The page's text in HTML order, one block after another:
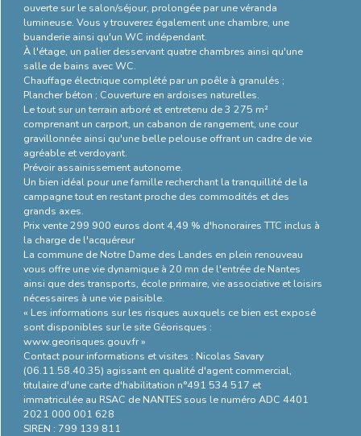
énergétique
ouverte sur le salon/séjour, prolongée par une véranda
lumineuse. Vous y trouverez également une chambre, une
buanderie ainsi qu'un WC indépendant.
À l'étage, un palier desservant quatre chambres ainsi qu'une
salle de bains avec WC.
Chauffage électrique complété par un poêle à granulés ;
Plancher béton ; Couverture en ardoises naturelles.
Le tout sur un terrain arboré et entretenu de 3 275 m²
comprenant un carport, un cabanon de rangement, une cour
gravillonnée ainsi qu'une belle pelouse offrant un cadre de vie
agréable et verdoyant.
Prévoir assainissement autonome.
Un bien idéal pour une famille recherchant la tranquillité de la
campagne tout en restant proche des commodités et des
grands axes.
Prix vente 299 900 euros dont 4,49 % d'honoraires TTC inclus à
la charge de l'acquéreur
La commune de Notre Dame des Landes en plein renouveau
vous offre une vie dynamique à 20 mn de l'entrée de Nantes
ainsi que des transports, école primaire, vie associative et loisirs
nécessaires à une vie paisible.
« Les informations sur les risques auxquels ce bien est exposé
sont disponibles sur le site Géorisques :
www.georisques.gouv.fr »
Contact pour informations et visites : Nicolas Savary
(06.11.58.40.35) agissant en qualité d'agent commercial,
titulaire d'une carte d'habilitation n°491 534 517 et
immatriculée au RSAC de NANTES sous le numéro ADC 4401
2021 000 001 628
SIREN : 799 139 811